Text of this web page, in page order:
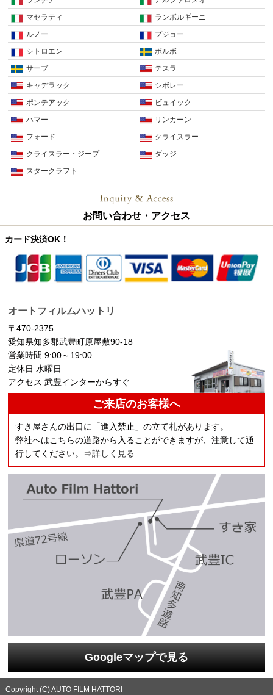
マセラティ
ランボルギーニ
ルノー
プジョー
シトロエン
ボルボ
サーブ
テスラ
キャデラック
シボレー
ポンテアック
ビュイック
ハマー
リンカーン
フォード
クライスラー
クライスラー・ジープ
ダッジ
スタークラフト
お問い合わせ・アクセス
カード決済OK！
オートフィルムハットリ
〒470-2375
愛知県知多郡武豊町原屋敷90-18
営業時間 9:00～19:00
定休日 水曜日
アクセス 武豊インターからすぐ
ご来店のお客様へ
すき屋さんの出口に「進入禁止」の立て札があります。
弊社へはこちらの道路から入ることができますが、注意して通
行してください。 ⇒詳しく見る
Googleマップで見る
Copyright (C) AUTO FILM HATTORI